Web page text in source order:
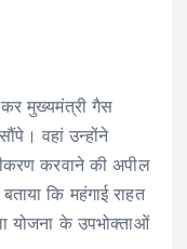
मुख्यमंत्री गैस
वहां उन्होंने
करवाने की अपील
कि महंगाई राहत
योजना के उपभोक्ताओं